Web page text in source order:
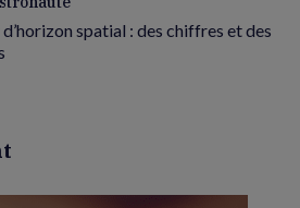
d’horizon spatial : des chiffres et des